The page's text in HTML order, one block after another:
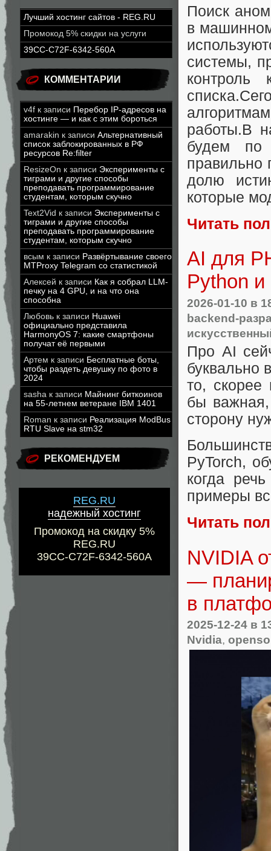
Лучший хостинг сайтов - REG.RU
Промокод 5% скидки на услуги
39CC-C72F-6342-560A
КОММЕНТАРИИ
v4f к записи Перебор IP-адресов на
хостинге — и как с этим бороться
amarakin к записи Альтернативный
список заблокированных в РФ
ресурсов Re:filter
ResizeOn к записи Эксперименты с
тиграми и другие способы
преподавать программирование
студентам, которым скучно
Text2Vid к записи Эксперименты с
тиграми и другие способы
преподавать программирование
студентам, которым скучно
всым к записи Развёртывание своего
MTProxy Telegram со статистикой
Алексей к записи Как я собрал LLM-
печку на 4 GPU, и на что она
способна
Любовь к записи Huawei
официально представила
HarmonyOS 7: какие смартфоны
получат её первыми
Артем к записи Бесплатные боты,
чтобы раздеть девушку по фото в
2024
sasha к записи Майнинг биткоинов
на 55-летнем ветеране IBM 1401
Roman к записи Реализация ModBus
RTU Slave на stm32
РЕКОМЕНДУЕМ
REG.RU
надежный хостинг
Промокод на скидку 5%
REG.RU
39CC-C72F-6342-560A
Поиск
в
системы,
работы.В
будем
правильно
долю
которые
Читать
AI для
Python
2026-01-10 в
backend-
Про AI
буквально
то, скорее
бы
сторону
PyTorch,
когда
примеры
Читать
NVIDIA
—
в
2025-12-24 в
Nvidia,